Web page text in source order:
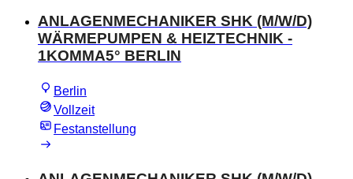
ANLAGENMECHANIKER SHK (M/W/D)
WÄRMEPUMPEN & HEIZTECHNIK -
1KOMMA5° BERLIN
Berlin
Vollzeit
Festanstellung